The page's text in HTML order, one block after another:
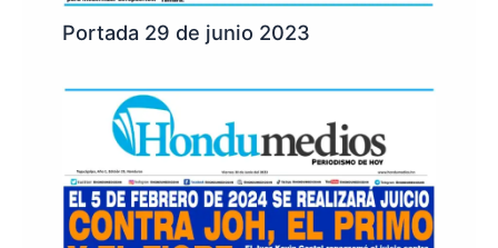
Portada 29 de junio 2023